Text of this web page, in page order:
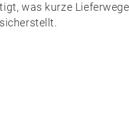
was kurze